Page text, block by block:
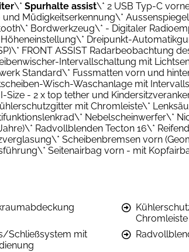
\* Spurhalte assist\* 2 USB Typ-C
Müdigkeitserkennung\*
Bordwerkzeug\* - Digitaler
Dreipunkt-
FRONT ASSIST Radarbeobachtung
Intervallschaltung mit
Standard\* Fussmatten vorn und
Wisch-Waschanlage mit
Size - 2 x top tether und
mit Chromleiste\*
Nebelscheinwerfer\*
Radvollblenden Tecton 16\*
Scheibenbremsen vorn
Seitenairbag vorn - mit
Chromleiste
Schließsystem mit